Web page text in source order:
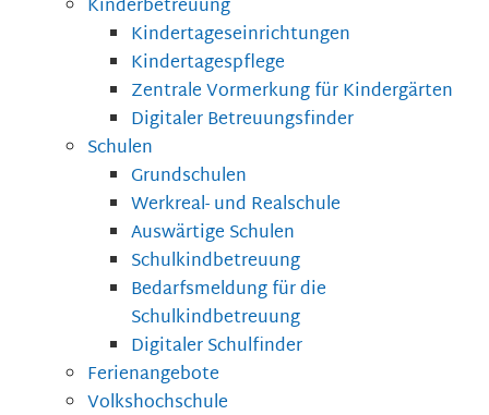
Kinderbetreuung
Kindertageseinrichtungen
Kindertagespflege
Zentrale Vormerkung für Kindergärten
Digitaler Betreuungsfinder
Schulen
Grundschulen
Werkreal- und Realschule
Auswärtige Schulen
Schulkindbetreuung
Bedarfsmeldung für die
Schulkindbetreuung
Digitaler Schulfinder
Ferienangebote
Volkshochschule